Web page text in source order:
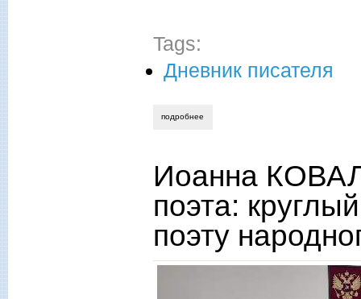
Tags:
Дневник писателя
подробнее
Иоанна
поэта:
поэту